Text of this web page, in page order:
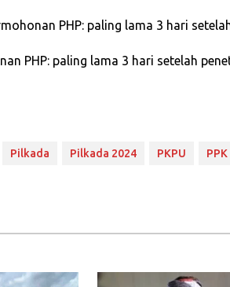
PHP: paling lama 3 hari
PHP: paling lama 3 hari setelah
Pilkada Pilkada 2024 PKPU PPK